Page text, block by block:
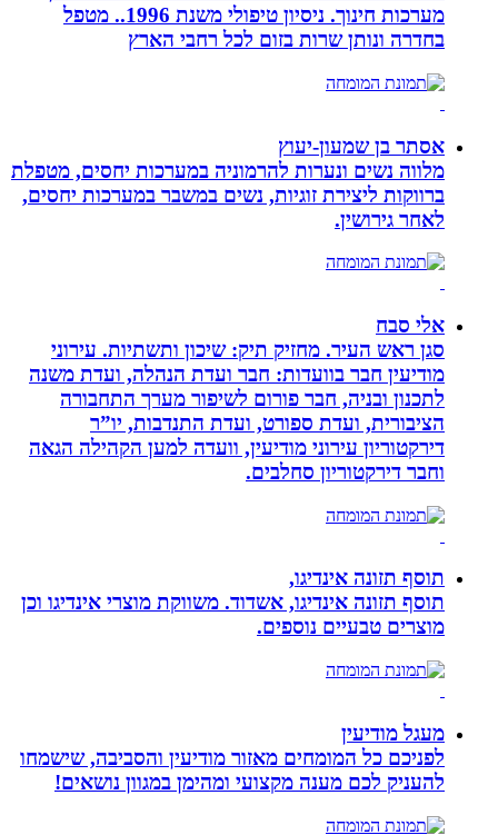
מערכות חינוך. ניסיון טיפולי משנת 1996.. מטפל
בחדרה ונותן שרות בזום לכל רחבי הארץ
אסתר בן שמעון-יעוץ
מלווה נשים ונערות להרמוניה במערכות יחסים, מטפלת
ברווקות ליצירת זוגיות, נשים במשבר במערכות יחסים,
לאחר גירושין.
אלי סבח
סגן ראש העיר. מחזיק תיק: שיכון ותשתיות. עירוני
מודיעין חבר בוועדות: חבר ועדת הנהלה, ועדת משנה
לתכנון ובניה, חבר פורום לשיפור מערך התחבורה
הציבורית, ועדת ספורט, ועדת התנדבות, יו”ר
דירקטוריון עירוני מודיעין, וועדה למען הקהילה הגאה
וחבר דירקטוריון סחלבים.
תוסף תזונה אינדיגו,
תוסף תזונה אינדיגו, אשדוד. משווקת מוצרי אינדיגו וכן
מוצרים טבעיים נוספים.
מעגל מודיעין
לפניכם כל המומחים מאזור מודיעין והסביבה, שישמחו
להעניק לכם מענה מקצועי ומהימן במגוון נושאים!